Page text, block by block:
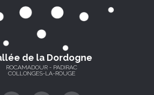
de la Dordogne
ROCAMADOUR - PADIRAC
COLLONGES-LA-ROUGE